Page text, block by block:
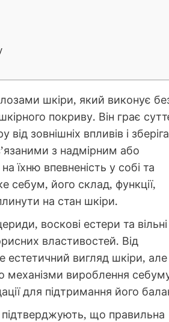
шкіри, який виконує
покриву. Він грає
зовнішніх впливів і
з надмірним або
їхню впевненість у собі та
себум, його склад, функції,
на стан шкіри.
воскові естери та вільні
властивостей. Від
естетичний вигляд шкіри, але
механізми вироблення
для підтримання його
підтверджують, що правильна